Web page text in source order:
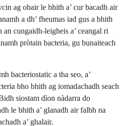
ag obair le bhith a’ cur bacadh air
a dh’ fheumas iad gus a bhith
cungaidh-leigheis a’ ceangal ri
pròtain bacteria, gu bunaiteach
bacteriostatic a tha seo, a’
bho bhith ag iomadachadh seach
siostam dìon nàdarra do
le bhith a’ glanadh air falbh na
a’ ghalair.